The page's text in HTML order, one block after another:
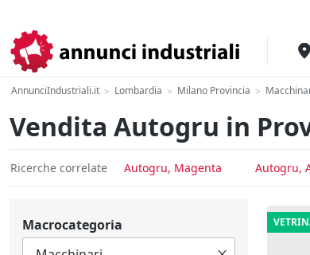
AnnunciIndustriali.it > Lombardia > Milano Provincia >
Vendita Autogru in
Ricerche correlate Autogru, Magenta Autogru,
Macrocategoria